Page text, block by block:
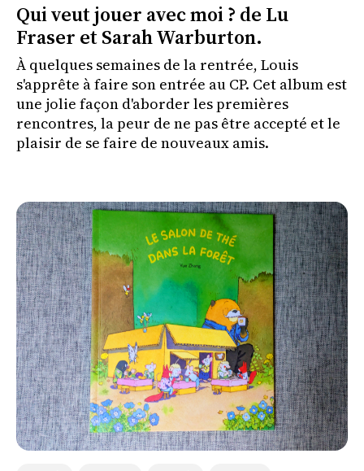
Qui veut jouer avec moi ? de Lu
Fraser et Sarah Warburton.
À quelques semaines de la rentrée, Louis
s'apprête à faire son entrée au CP. Cet album est
une jolie façon d'aborder les premières
rencontres, la peur de ne pas être accepté et le
plaisir de se faire de nouveaux amis.